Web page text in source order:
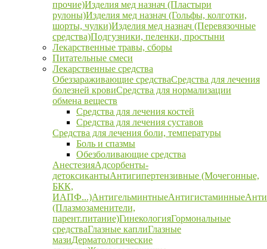
прочие)Изделия мед назнач (Пластыри
рулоны)Изделия мед назнач (Гольфы, колготки,
шорты, чулки)Изделия мед назнач (Перевязочные
средства)Подгузники, пеленки, простыни
Лекарственные травы, сборы
Питательные смеси
Лекарственные средства
Обеззараживающие средстваСредства для лечения
болезней кровиСредства для нормализации
обмена веществ
Средства для лечения костей
Средства для лечения суставов
Средства для лечения боли, температуры
Боль и спазмы
Обезболивающие средства
АнестезияАдсорбенты-
детоксикантыАнтигипертензивные (Мочегонные,
БКК,
ИАПФ...)АнтигельминтныеАнтигистаминные
(Плазмозаменители,
парент.питание)ГинекологияГормональные
средстваГлазные каплиГлазные
мазиДерматологические